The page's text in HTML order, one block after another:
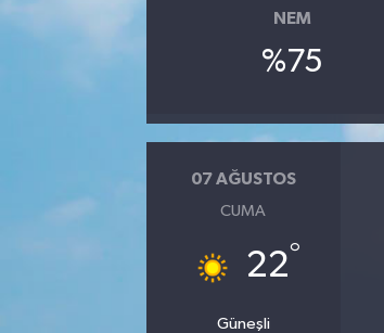
NEM
%75
07 AĞUSTOS
CUMA
22°
Güneşli